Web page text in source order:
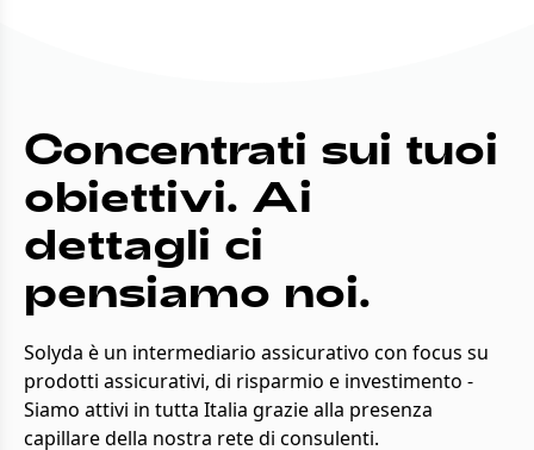
Concentrati sui tuoi
obiettivi. Ai
dettagli ci
pensiamo noi.
Solyda è un intermediario assicurativo con focus su
prodotti assicurativi, di risparmio e investimento -
Siamo attivi in tutta Italia grazie alla presenza
capillare della nostra rete di consulenti.